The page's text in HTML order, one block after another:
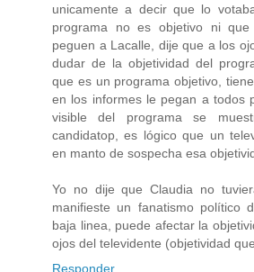
unicamente a decir que lo
programa no es objetivo ni
peguen a Lacalle, dije que a los
dudar de la objetividad del
que es un programa objetivo,
en los informes le pegan a todos
visible del programa se
candidatop, es lógico que un
en manto de sospecha esa
Yo no dije que Claudia no
manifieste un fanatismo político
baja linea, puede afectar la
ojos del televidente (objetividad
Responder